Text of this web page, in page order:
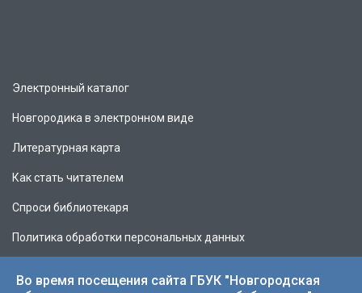
Электронный каталог
Новгородика в электронном виде
Литературная карта
Как стать читателем
Спроси библиотекаря
Политика обработки персональных данных
Во время посещения сайта ГБУК "Новгородская